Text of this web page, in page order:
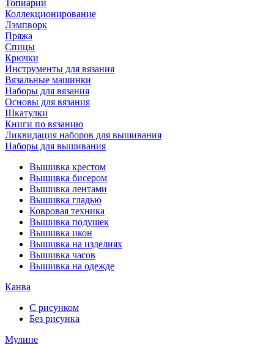
Топиарии
Коллекционирование
Лэмпворк
Пряжа
Спицы
Крючки
Инструменты для вязания
Вязальные машинки
Наборы для вязания
Основы для вязания
Шкатулки
Книги по вязанию
Ликвидация наборов для вышивания
Наборы для вышивания
Вышивка крестом
Вышивка бисером
Вышивка лентами
Вышивка гладью
Ковровая техника
Вышивка подушек
Вышивка икон
Вышивка на изделиях
Вышивка часов
Вышивка на одежде
Канва
С рисунком
Без рисунка
Мулине